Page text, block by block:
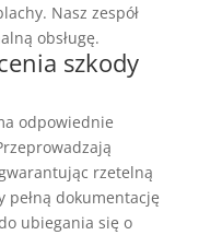
Nasz zespół
obsługę.
szkody
odpowiednie
rzetelną
pełną dokumentację
ubiegania się o